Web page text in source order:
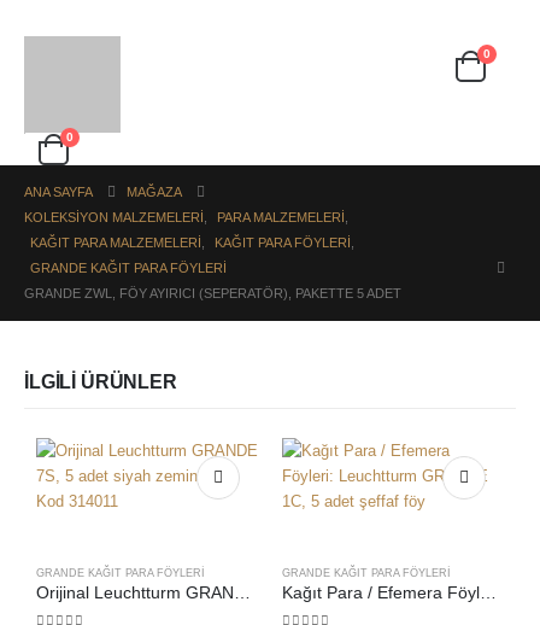
0
0
ANA SAYFA
MAĞAZA
KOLEKSIYON MALZEMELERI
PARA MALZEMELERI
KAĞIT PARA MALZEMELERI
KAĞIT PARA FÖYLERI
GRANDE KAĞIT PARA FÖYLERI
GRANDE ZWL, FÖY AYIRICI (SEPERATÖR), PAKETTE 5 ADET
İLGILI ÜRÜNLER
GRANDE KAĞIT PARA FÖYLERI GRANDE KAĞIT PARA FÖYLERI